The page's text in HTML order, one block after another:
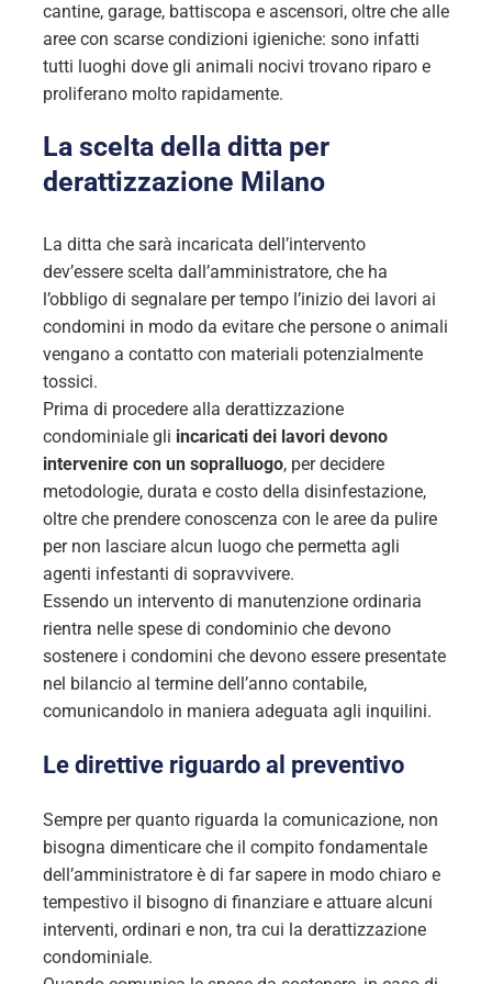
cantine, garage, battiscopa e ascensori, oltre che alle
aree con scarse condizioni igieniche: sono infatti
tutti luoghi dove gli animali nocivi trovano riparo e
proliferano molto rapidamente.
La scelta della ditta per
derattizzazione Milano
La ditta che sarà incaricata dell’intervento
dev’essere scelta dall’amministratore, che ha
l’obbligo di segnalare per tempo l’inizio dei lavori ai
condomini in modo da evitare che persone o animali
vengano a contatto con materiali potenzialmente
tossici.
Prima di procedere alla derattizzazione
condominiale gli incaricati dei lavori devono
intervenire con un sopralluogo, per decidere
metodologie, durata e costo della disinfestazione,
oltre che prendere conoscenza con le aree da pulire
per non lasciare alcun luogo che permetta agli
agenti infestanti di sopravvivere.
Essendo un intervento di manutenzione ordinaria
rientra nelle spese di condominio che devono
sostenere i condomini che devono essere presentate
nel bilancio al termine dell’anno contabile,
comunicandolo in maniera adeguata agli inquilini.
Le direttive riguardo al preventivo
Sempre per quanto riguarda la comunicazione, non
bisogna dimenticare che il compito fondamentale
dell’amministratore è di far sapere in modo chiaro e
tempestivo il bisogno di finanziare e attuare alcuni
interventi, ordinari e non, tra cui la derattizzazione
condominiale.